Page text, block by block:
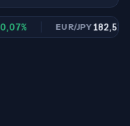
EUR/JPY182,51